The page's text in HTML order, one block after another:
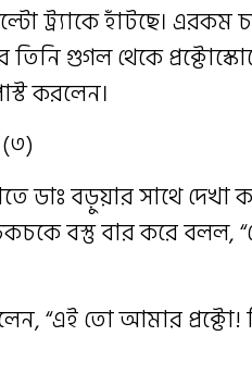
ট্র্যাকে হাঁটছে।
তিনি গুগল থেকে
করলেন।
(৩)
ডাঃ বড়ুয়ার সাথে দেখা
বস্তু বার করে বলল,
“এই তো আমার প্রক্টো!